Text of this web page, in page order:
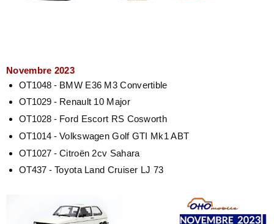
Novembre 2023
OT1048 - BMW E36 M3 Convertible
OT1029 - Renault 10 Major
OT1028 - Ford Escort RS Cosworth
OT1014 - Volkswagen Golf GTI Mk1 ABT
OT1027 - Citroën 2cv Sahara
OT437 - Toyota Land Cruiser LJ 73